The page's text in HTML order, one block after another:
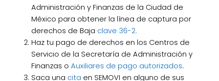
Administración y Finanzas de la Ciudad de
México para obtener la línea de captura por
derechos de Baja clave 36-2.
Haz tu pago de derechos en los Centros de
Servicio de la Secretaría de Administración y
Finanzas o Auxiliares de pago autorizados.
Saca una cita en SEMOVI en alguno de sus